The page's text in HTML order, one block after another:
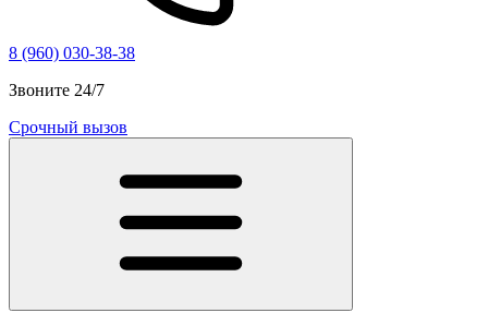
8 (960) 030-38-38
Звоните 24/7
Срочный вызов